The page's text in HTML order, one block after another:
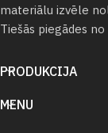
materiālu izvēle
Tiešās piegādes
PRODUKCIJA
MENU